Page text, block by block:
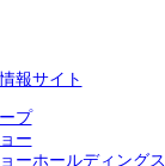
報サイト
プ
ー
ーホールディングス